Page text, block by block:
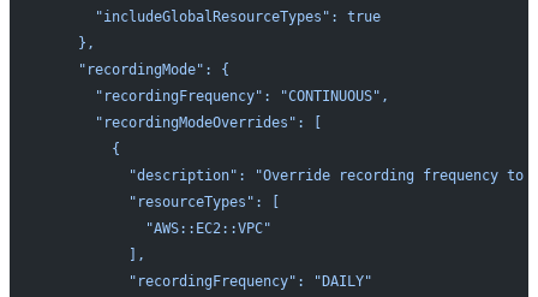
      "includeGlobalResourceTypes": true
    },
    "recordingMode": {
      "recordingFrequency": "CONTINUOUS",
      "recordingModeOverrides": [
        {
"description": "Override
          "resourceTypes": [
            "AWS::EC2::VPC"
          ],
          "recordingFrequency": "DAILY"